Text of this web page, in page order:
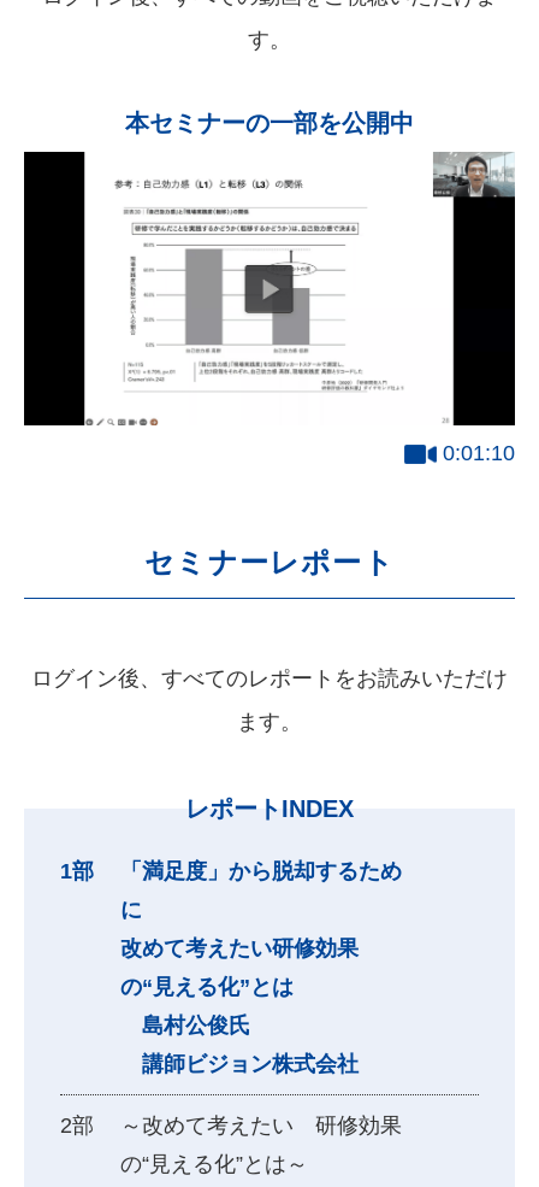
す。
本セミナーの一部を公開中
0:01:10
セミナーレポート
ログイン後、すべてのレポートをお読みいただけ
ます。
レポートINDEX
「満足度」から脱却するため
に
改めて考えたい研修効果
の“見える化”とは
島村公俊氏
講師ビジョン株式会社
～改めて考えたい 研修効果
の“見える化”とは～